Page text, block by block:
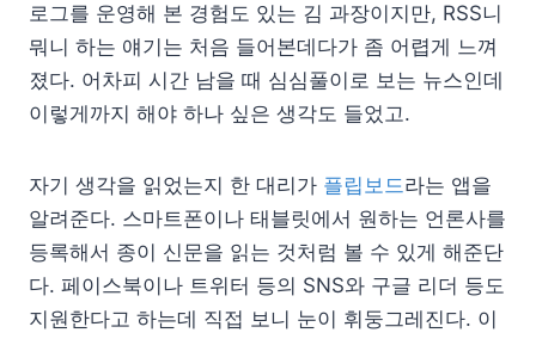
로그를 운영해 본 경험도 있는 김 과장이지만, RSS니
뭐니 하는 얘기는 처음 들어본데다가 좀 어렵게 느껴
졌다. 어차피 시간 남을 때 심심풀이로 보는 뉴스인데
이렇게까지 해야 하나 싶은 생각도 들었고.
자기 생각을 읽었는지 한 대리가 플립보드라는 앱을
알려준다. 스마트폰이나 태블릿에서 원하는 언론사를
등록해서 종이 신문을 읽는 것처럼 볼 수 있게 해준단
다. 페이스북이나 트위터 등의 SNS와 구글 리더 등도
지원한다고 하는데 직접 보니 눈이 휘둥그레진다. 이